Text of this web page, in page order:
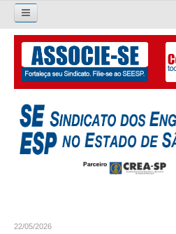
Pesquisar...
O SINDICATO
APRESENTAÇÃO
PALAVRA DO PRESIDENTE
LIVRO GESTÃO 2026-2029
22/05/2026